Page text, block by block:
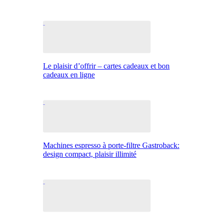
Le plaisir d’offrir – cartes cadeaux et bon
cadeaux en ligne
Machines espresso à porte-filtre Gastroback:
design compact, plaisir illimité